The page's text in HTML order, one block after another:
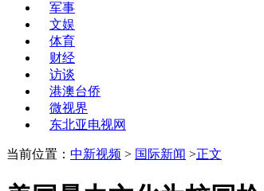
军事
文娱
体育
财经
访谈
港澳台侨
微视界
东北亚电视网
当前位置： 中新视频 > 国际新闻 >正文